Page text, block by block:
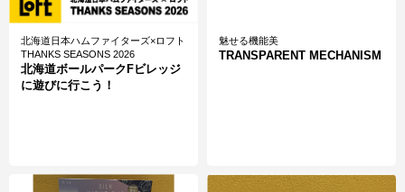
北海道日本ハムファイターズ×ロフト
THANKS SEASONS 2026
北海道ボールパークFビレッジ
に遊びに行こう！
魅せる機能美
TRANSPARENT MECHANISM